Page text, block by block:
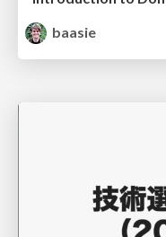
baasie